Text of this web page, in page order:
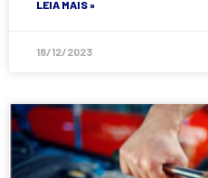
LEIA MAIS »
18/12/2023